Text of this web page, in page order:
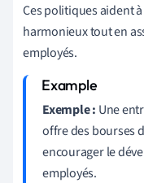
Ces politiques aident
harmonieux tout en
employés.
Exemple : Une
offre des bourses
encourager le
employés.